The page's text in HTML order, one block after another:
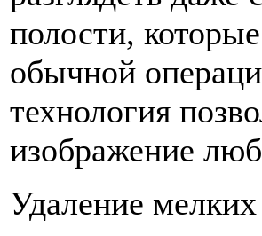
полости,
обычной
технология
изображение
Удаление